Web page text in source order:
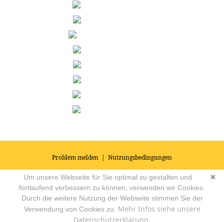
Problem melden | Nutzungsbedingungen
© 2026Impressum|Datenschutz|AGB's| Yoga Vidya Community -
Forum für Yoga, Meditation und Ayurveda Powered by
✖
Um unsere Webseite für Sie optimal zu gestalten und
fortlaufend verbessern zu können, verwenden wir Cookies.
Durch die weitere Nutzung der Webseite stimmen Sie der
Verwendung von Cookies zu. Mehr Infos siehe unsere
Datenschutzerklärung.